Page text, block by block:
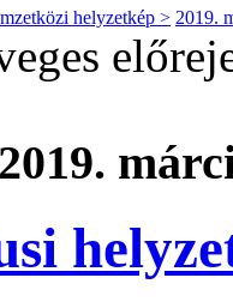
helyzetkép > 2019.